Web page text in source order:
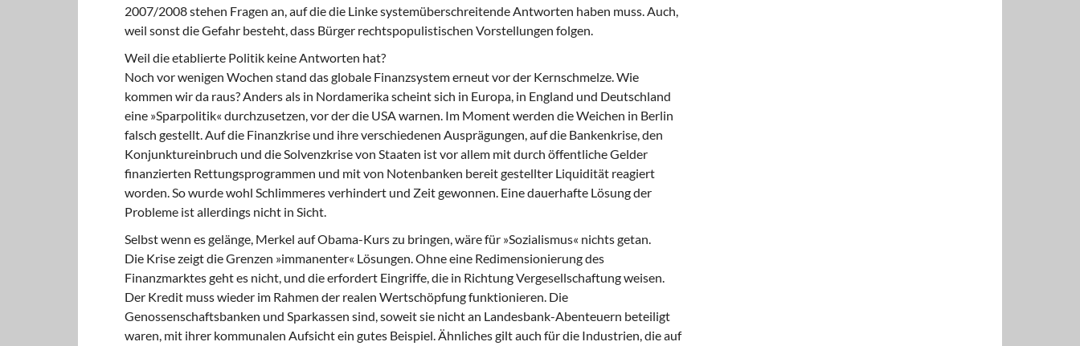
2007/2008 stehen Fragen an, auf die die Linke systemüberschreitende Antworten haben muss. Auch,
weil sonst die Gefahr besteht, dass Bürger rechtspopulistischen Vorstellungen folgen.
Weil die etablierte Politik keine Antworten hat?
Noch vor wenigen Wochen stand das globale Finanzsystem erneut vor der Kernschmelze. Wie
kommen wir da raus? Anders als in Nordamerika scheint sich in Europa, in England und Deutschland
eine »Sparpolitik« durchzusetzen, vor der die USA warnen. Im Moment werden die Weichen in Berlin
falsch gestellt. Auf die Finanzkrise und ihre verschiedenen Ausprägungen, auf die Bankenkrise, den
Konjunktureinbruch und die Solvenzkrise von Staaten ist vor allem mit durch öffentliche Gelder
finanzierten Rettungsprogrammen und mit von Notenbanken bereit gestellter Liquidität reagiert
worden. So wurde wohl Schlimmeres verhindert und Zeit gewonnen. Eine dauerhafte Lösung der
Probleme ist allerdings nicht in Sicht.
Selbst wenn es gelänge, Merkel auf Obama-Kurs zu bringen, wäre für »Sozialismus« nichts getan.
Die Krise zeigt die Grenzen »immanenter« Lösungen. Ohne eine Redimensionierung des
Finanzmarktes geht es nicht, und die erfordert Eingriffe, die in Richtung Vergesellschaftung weisen.
Der Kredit muss wieder im Rahmen der realen Wertschöpfung funktionieren. Die
Genossenschaftsbanken und Sparkassen sind, soweit sie nicht an Landesbank-Abenteuern beteiligt
waren, mit ihrer kommunalen Aufsicht ein gutes Beispiel. Ähnliches gilt auch für die Industrien, die auf